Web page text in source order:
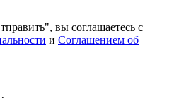
вы соглашаетесь с
и Соглашением об